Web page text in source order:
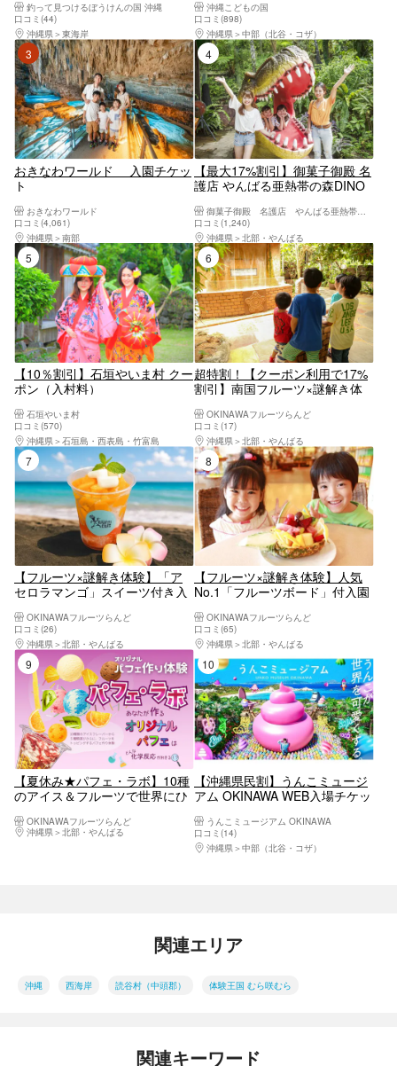
で遊べて、晴れの日なら迷路や
本物の化石探しだってできちゃ
います！
釣って見つけるぼうけんの国 沖縄
口コミ(44)
沖縄県
東海岸
沖縄こどもの国
口コミ(898)
沖縄県
中部（北谷・コザ）
3位
おきなわワールド 入園チケッ
ト
おきなわワールド
口コミ(4,061)
沖縄県
南部
4位
【最大17%割引】御菓子御殿 名
護店 やんばる亜熱帯の森DINO
口コミ(1,240)
沖縄県
北部・やんばる
5位
【10％割引】石垣やいま村 クー
ポン（入村料）
石垣やいま村
口コミ(570)
沖縄県
石垣島・西表島・竹富島
6位
超特割！【クーポン利用で17%
割引】南国フルーツ×謎解き体
園チケット※2026/04～
OKINAWAフルーツらんど
口コミ(17)
沖縄県
北部・やんばる
7位
【フルーツ×謎解き体験】「ア
セロラマンゴ」スイーツ付き入
らんど〉
OKINAWAフルーツらんど
口コミ(26)
沖縄県
北部・やんばる
8位
【フルーツ×謎解き体験】人気
No.1「フルーツボード」付入園
んど〉
OKINAWAフルーツらんど
口コミ(65)
沖縄県
北部・やんばる
9位
【夏休み★パフェ・ラボ】10種
のアイス＆フルーツで世界にひ
♪パフェ体験付き入園チケット
OKINAWAフルーツらんど
沖縄県
北部・やんばる
10位
【沖縄県民割】うんこミュージ
アム OKINAWA WEB入場チケッ
うんこミュージアム OKINAWA
口コミ(14)
沖縄県
中部（北谷・コザ）
関連エリア
沖縄 西海岸 読谷村（中頭郡） 体験王国 むら咲むら
関連キーワード